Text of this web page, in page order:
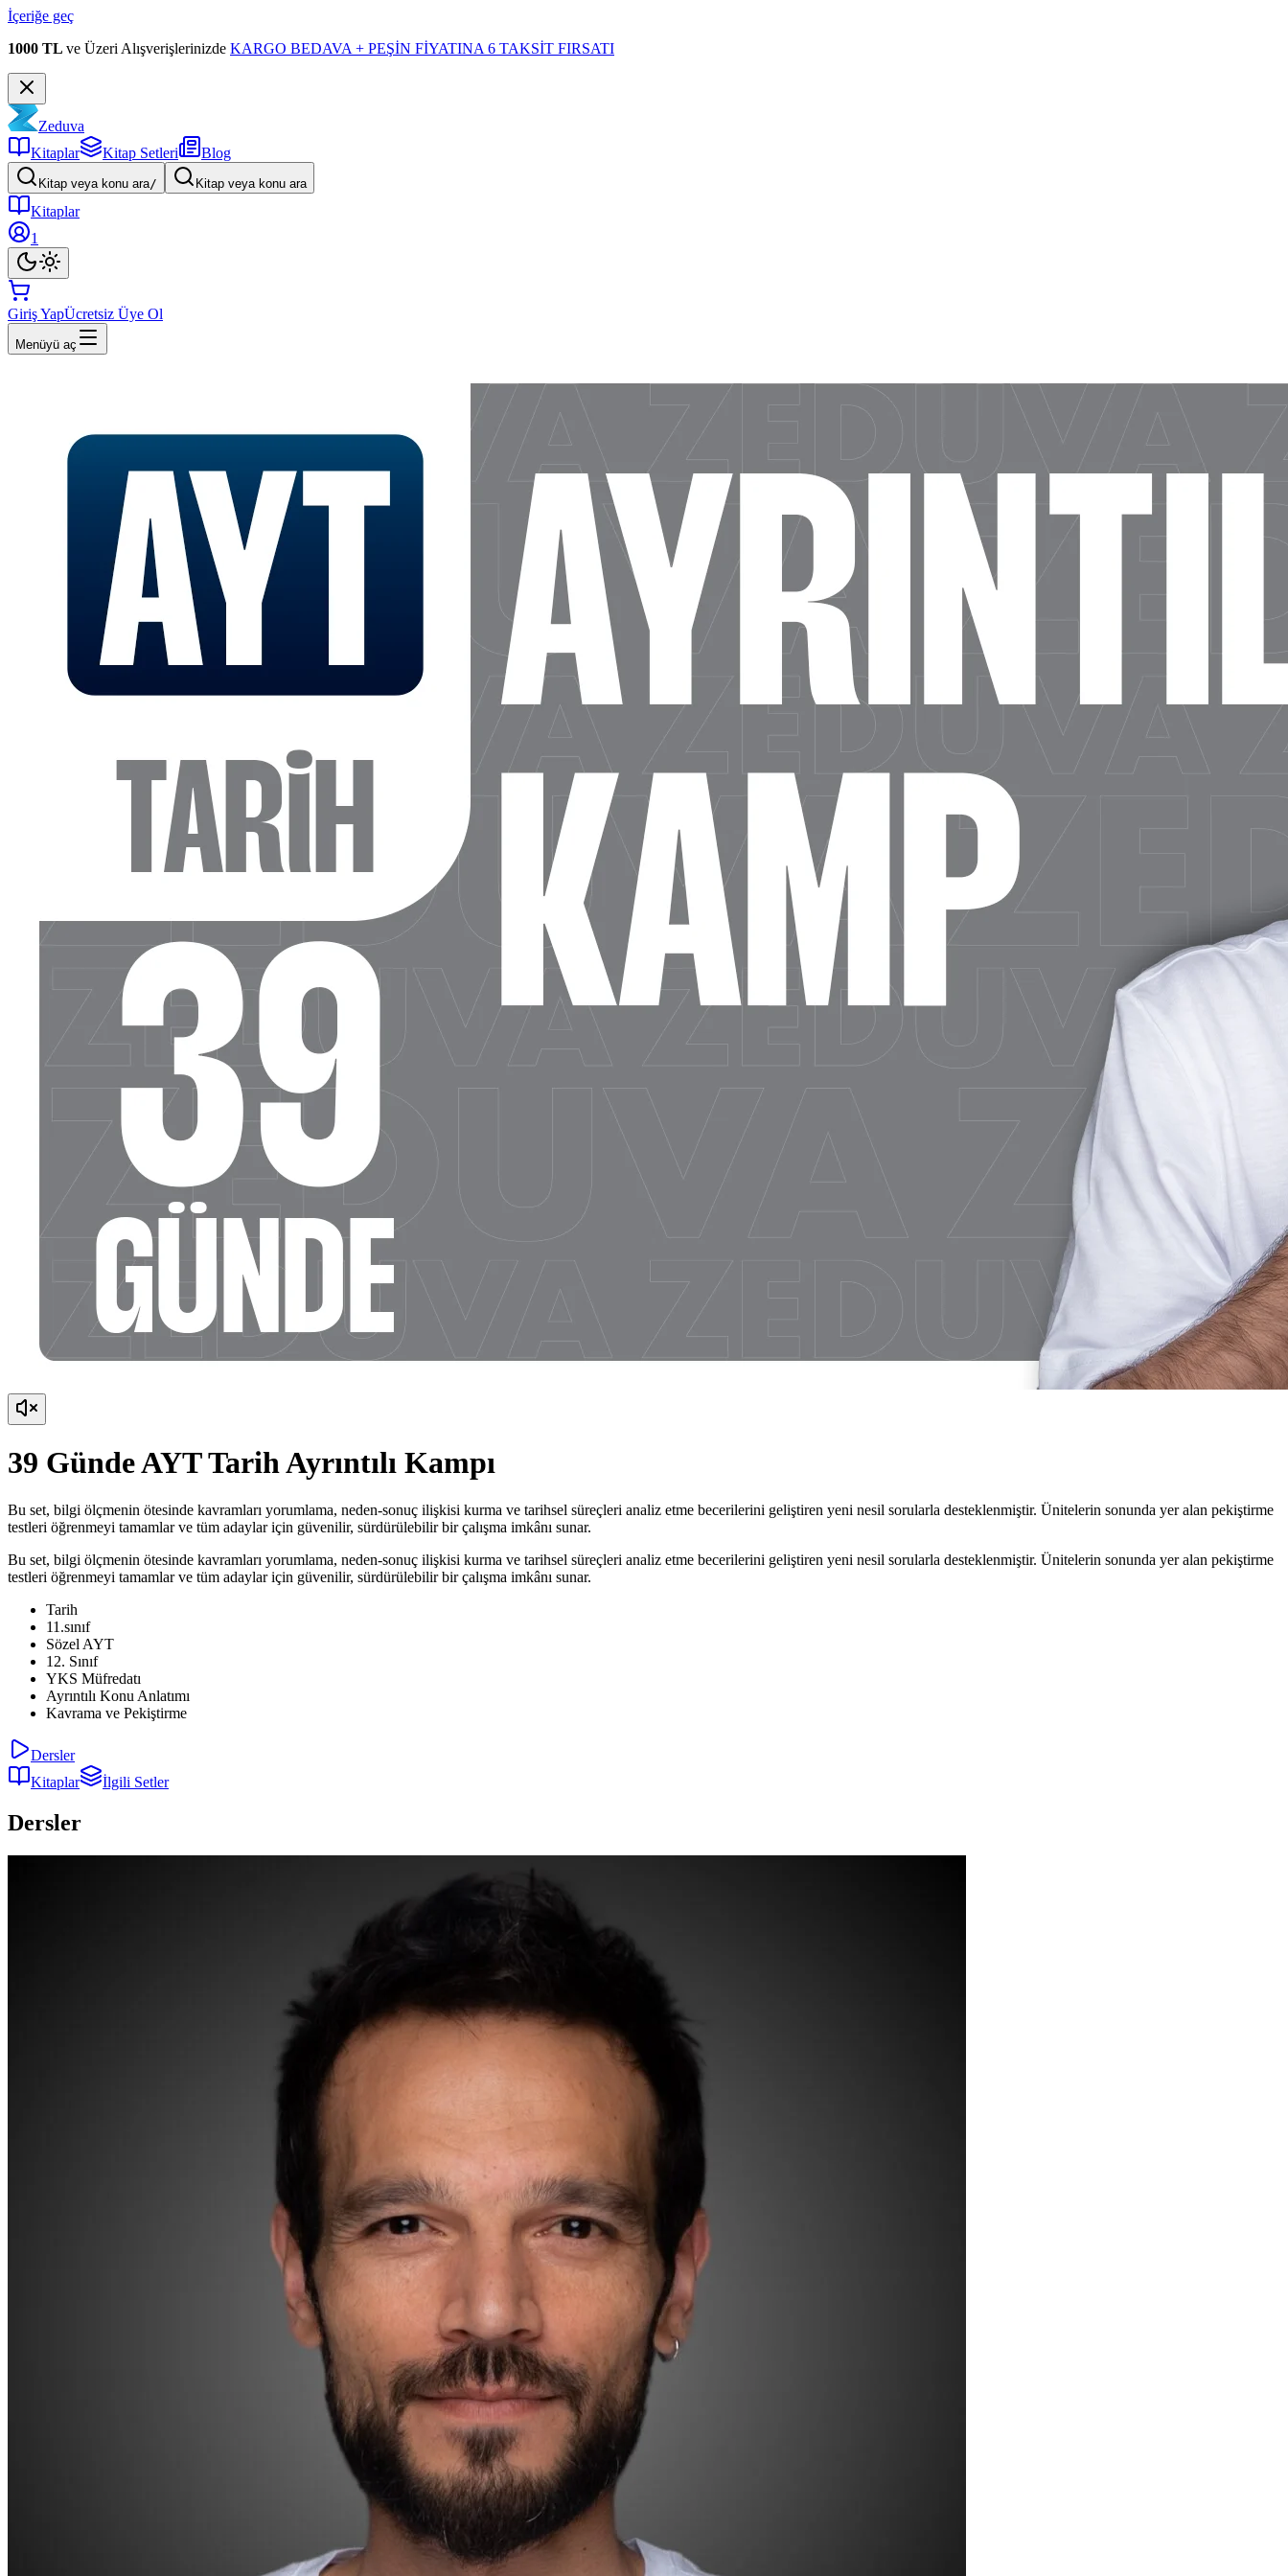
İçeriğe geç
1000 TL ve Üzeri Alışverişlerinizde KARGO BEDAVA + PEŞİN FİYATINA 6 TAKSİT FIRSATI
Zeduva
Kitaplar
Kitap Setleri Blog
Kitap veya konu ara/ Kitap veya konu ara
Kitaplar
1
Giriş YapÜcretsiz Üye Ol
Menüyü aç
39 Günde AYT Tarih Ayrıntılı Kampı
Bu set, bilgi ölçmenin ötesinde kavramları yorumlama, neden-sonuç ilişkisi kurma ve tarihsel süreçleri analiz etme becerilerini geliştiren yeni nesil sorularla desteklenmiştir. Ünitelerin sonunda yer alan pekiştirme
testleri öğrenmeyi tamamlar ve tüm adaylar için güvenilir, sürdürülebilir bir çalışma imkânı sunar.
Bu set, bilgi ölçmenin ötesinde kavramları yorumlama, neden-sonuç ilişkisi kurma ve tarihsel süreçleri analiz etme becerilerini geliştiren yeni nesil sorularla desteklenmiştir. Ünitelerin sonunda yer alan pekiştirme
testleri öğrenmeyi tamamlar ve tüm adaylar için güvenilir, sürdürülebilir bir çalışma imkânı sunar.
Tarih
11.sınıf
Sözel AYT
12. Sınıf
YKS Müfredatı
Ayrıntılı Konu Anlatımı
Kavrama ve Pekiştirme
Dersler
Kitaplar
İlgili Setler
Dersler